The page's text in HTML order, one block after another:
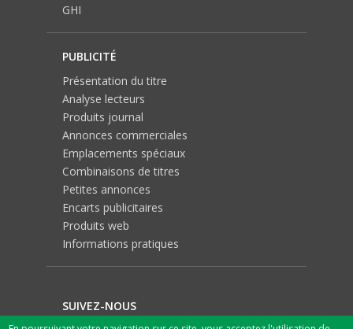
GHI
PUBLICITÉ
Présentation du titre
Analyse lecteurs
Produits journal
Annonces commerciales
Emplacements spéciaux
Combinaisons de titres
Petites annonces
Encarts publicitaires
Produits web
Informations pratiques
SUIVEZ-NOUS